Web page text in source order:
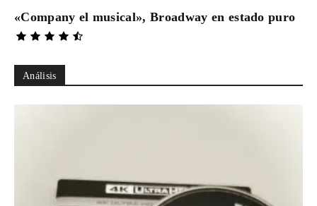
«Company el musical», Broadway en estado puro
Análisis